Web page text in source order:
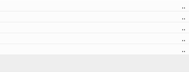
..
..
..
..
..